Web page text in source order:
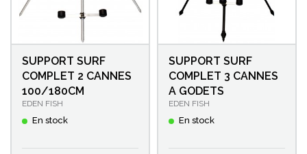
SUPPORT SURF
COMPLET 2 CANNES
100/180CM
EDEN FISH
En stock
SUPPORT SURF
COMPLET 3 CANNES
A GODETS
EDEN FISH
En stock